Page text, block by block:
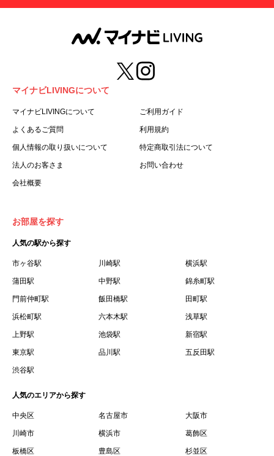
第３条（用語の定義）
１.「本サ―ビス」とは、第１章第１条で規定する当社が運
営するマイナビLIVINGを意味します。
２.「利用者」とは、第１章第２条に規定する本サービスを
利用する個人を意味します。
３.「本サイト」とは、当社が運営する本サービスに関する
ます。
５.「会員」とは、第２章第１条に基づき会員登録が完了し
た個人を意味します。
録した情報、本サービス利用中に当社が登録を求めた情報
った場合の当該情報を意味します。
７.「本会員制度」とは、会員による本サービスの利用の促
進を目的とした会員制度を意味します。
借契約書およびオプション注文書を意味します。
９.「契約期間開始日」とは、定期建物賃貸借契約（以下
「賃貸借契約」と言います）の開始日のことで、利用者の
賃借権が発生する日を意味します。
するために、選んだ物件を保留することを意味します。
１１.「予約情報」とは、物件を予約するために必要な当社
所定の情報を意味します。物件情報や期間、オプション等
マイナビLIVINGについて
マイナビLIVINGについて ご利用ガイド
よくあるご質問 利用規約
個人情報の取り扱いについて 特定商取引法について
法人のお客さま お問い合わせ
会社概要
お部屋を探す
人気の駅から探す
市ヶ谷駅 川崎駅 横浜駅
蒲田駅 中野駅 錦糸町駅
門前仲町駅 飯田橋駅 田町駅
浜松町駅 六本木駅 浅草駅
上野駅 池袋駅 新宿駅
東京駅 品川駅 五反田駅
渋谷駅
人気のエリアから探す
中央区 名古屋市 大阪市
川崎市 横浜市 葛飾区
板橋区 豊島区 杉並区